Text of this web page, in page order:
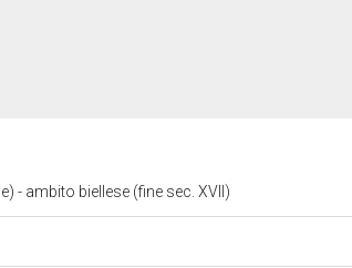
- ambito biellese (fine sec. XVII)